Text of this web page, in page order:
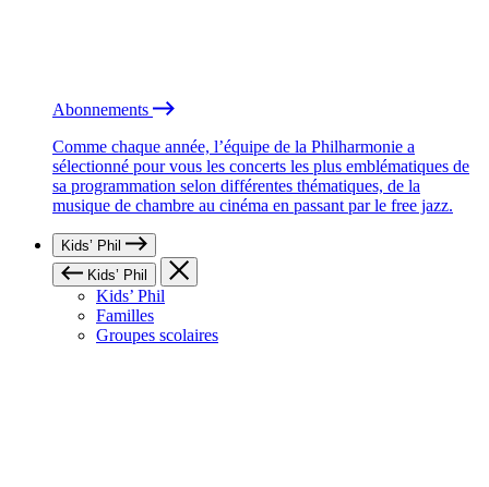
Abonnements
Comme chaque année, l’équipe de la Philharmonie a
sélectionné pour vous les concerts les plus emblématiques de
sa programmation selon différentes thématiques, de la
musique de chambre au cinéma en passant par le free jazz.
Kids’ Phil
Kids’ Phil
Kids’ Phil
Familles
Groupes scolaires